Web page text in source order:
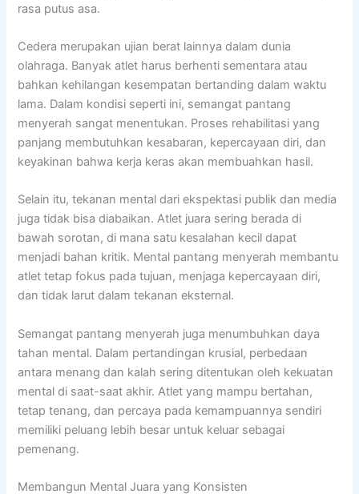
rasa putus asa.
Cedera merupakan ujian berat lainnya dalam dunia
olahraga. Banyak atlet harus berhenti sementara atau
bahkan kehilangan kesempatan bertanding dalam waktu
lama. Dalam kondisi seperti ini, semangat pantang
menyerah sangat menentukan. Proses rehabilitasi yang
panjang membutuhkan kesabaran, kepercayaan diri, dan
keyakinan bahwa kerja keras akan membuahkan hasil.
Selain itu, tekanan mental dari ekspektasi publik dan media
juga tidak bisa diabaikan. Atlet juara sering berada di
bawah sorotan, di mana satu kesalahan kecil dapat
menjadi bahan kritik. Mental pantang menyerah membantu
atlet tetap fokus pada tujuan, menjaga kepercayaan diri,
dan tidak larut dalam tekanan eksternal.
Semangat pantang menyerah juga menumbuhkan daya
tahan mental. Dalam pertandingan krusial, perbedaan
antara menang dan kalah sering ditentukan oleh kekuatan
mental di saat-saat akhir. Atlet yang mampu bertahan,
tetap tenang, dan percaya pada kemampuannya sendiri
memiliki peluang lebih besar untuk keluar sebagai
pemenang.
Membangun Mental Juara yang Konsisten